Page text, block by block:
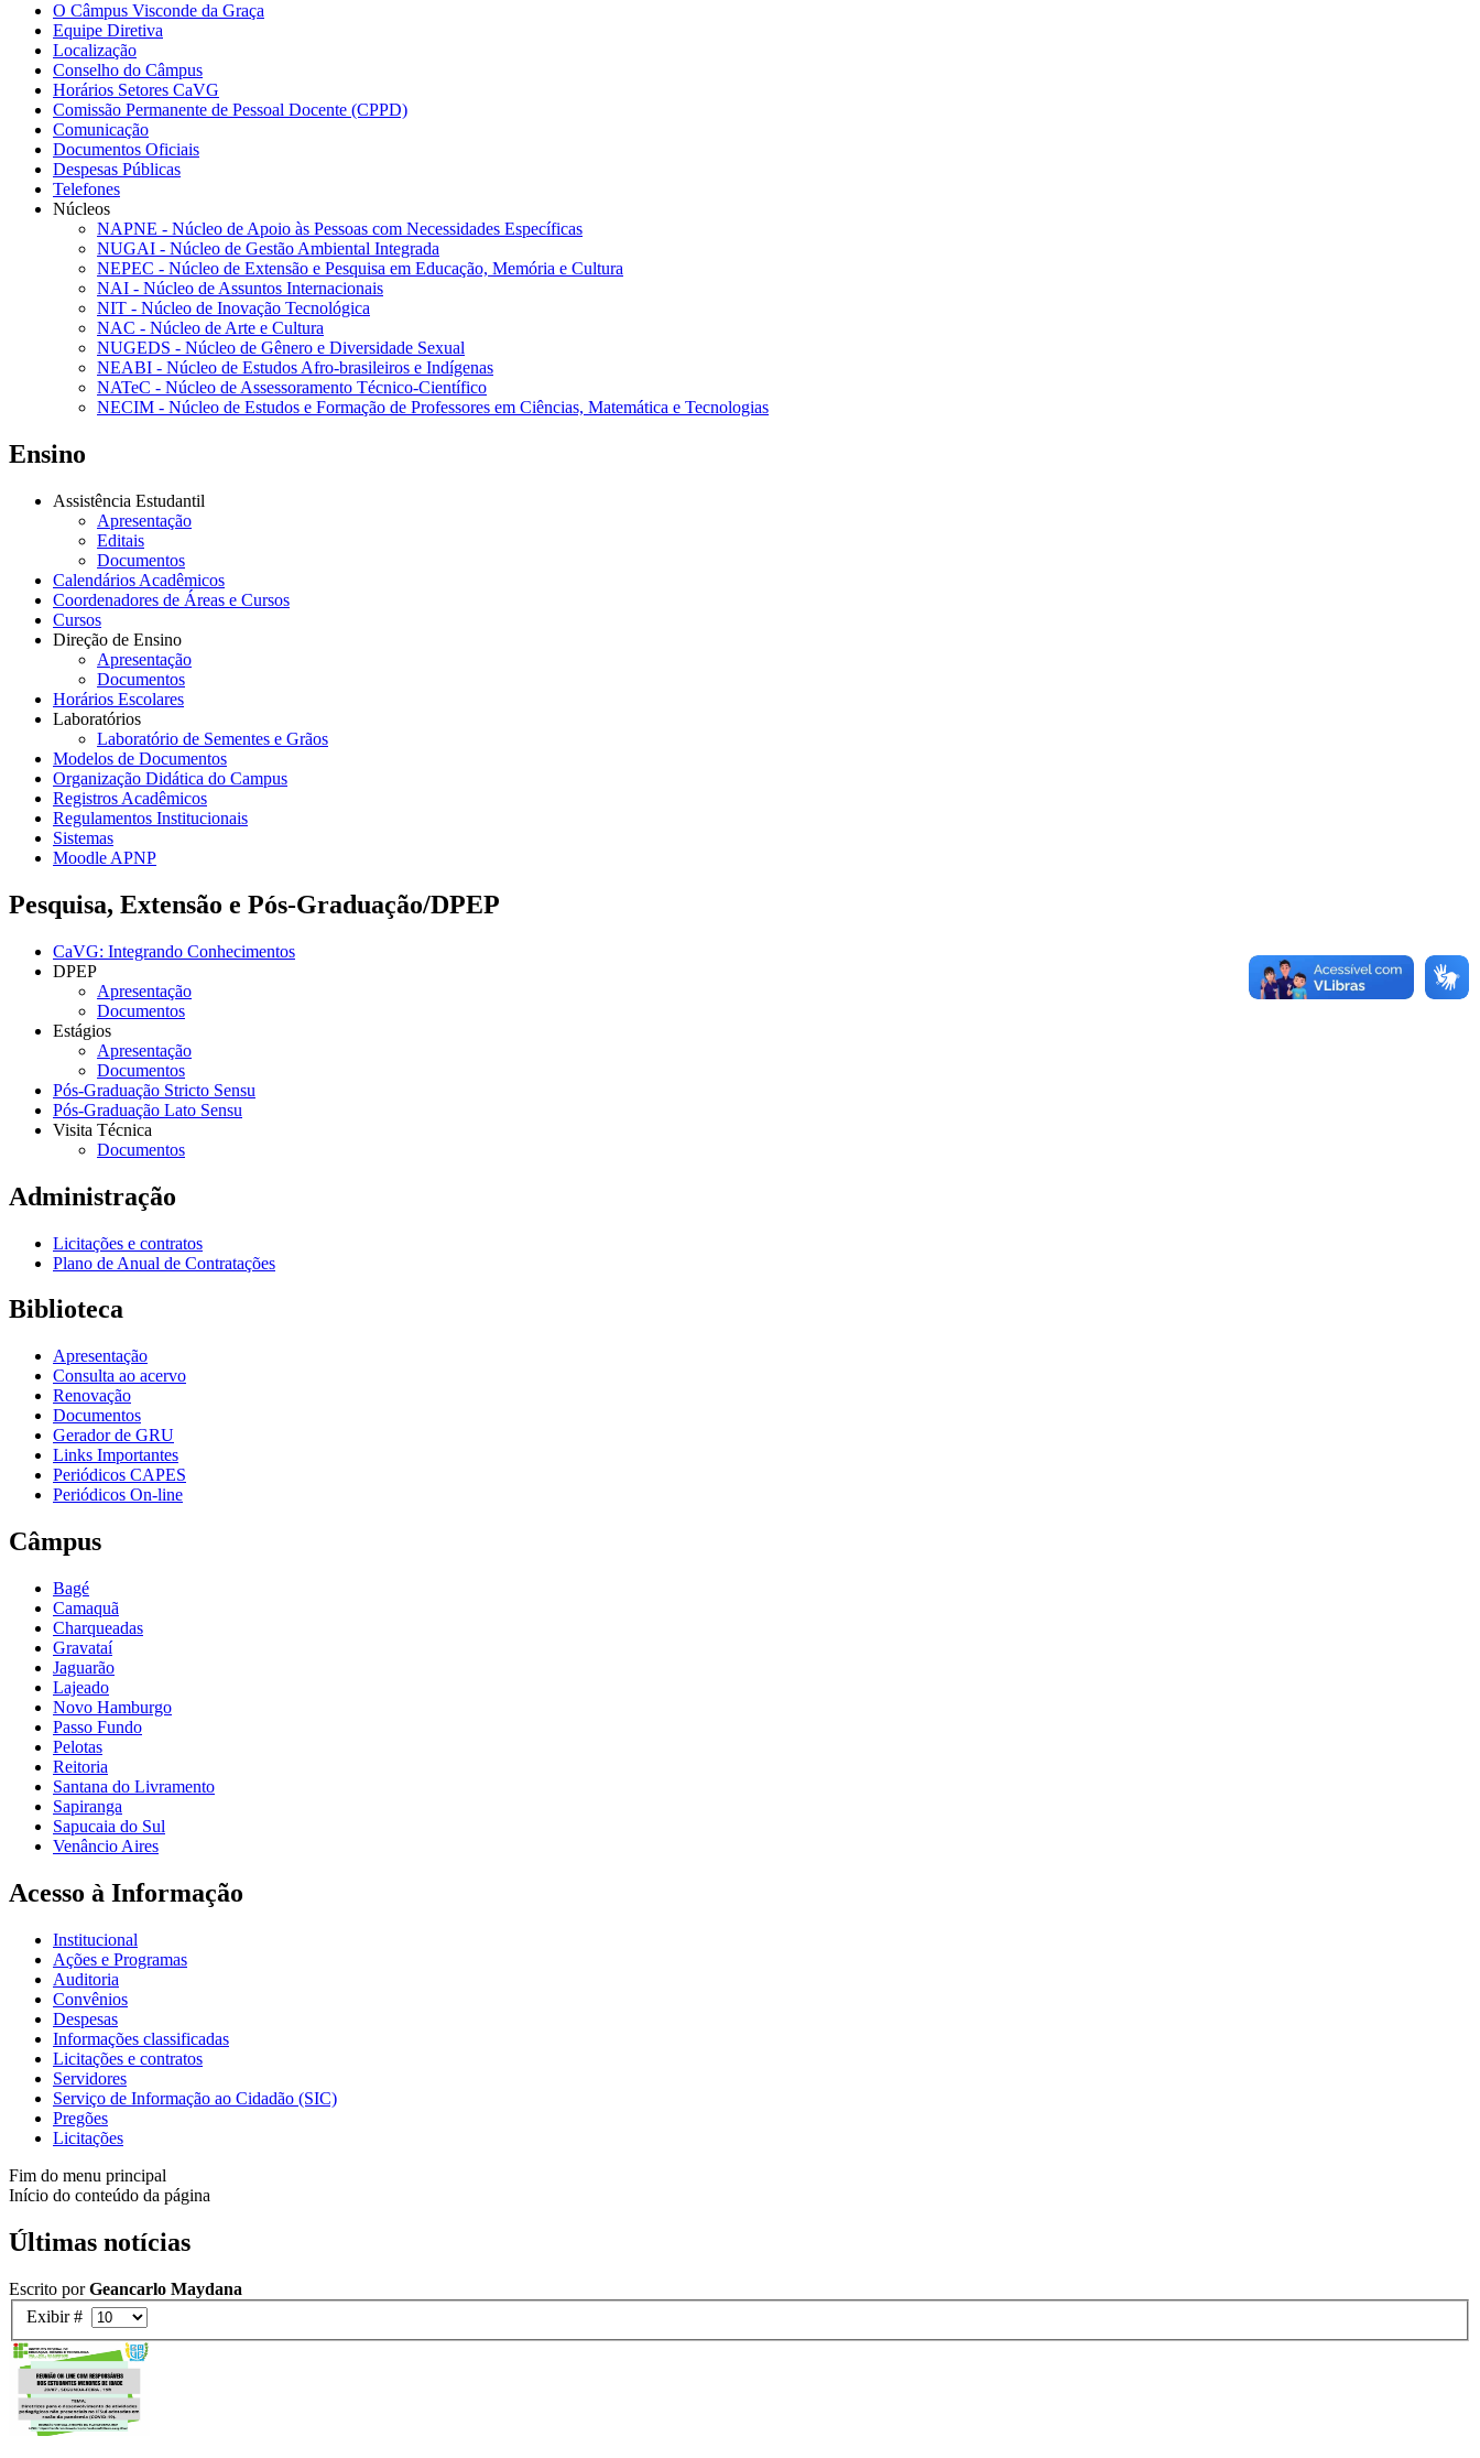
O Câmpus Visconde da Graça
Equipe Diretiva
Localização
Conselho do Câmpus
Horários Setores CaVG
Comissão Permanente de Pessoal Docente (CPPD)
Comunicação
Documentos Oficiais
Despesas Públicas
Telefones
Núcleos
NAPNE - Núcleo de Apoio às Pessoas com Necessidades Específicas
NUGAI - Núcleo de Gestão Ambiental Integrada
NEPEC - Núcleo de Extensão e Pesquisa em Educação, Memória e Cultura
NAI - Núcleo de Assuntos Internacionais
NIT - Núcleo de Inovação Tecnológica
NAC - Núcleo de Arte e Cultura
NUGEDS - Núcleo de Gênero e Diversidade Sexual
NEABI - Núcleo de Estudos Afro-brasileiros e Indígenas
NATeC - Núcleo de Assessoramento Técnico-Científico
NECIM - Núcleo de Estudos e Formação de Professores em Ciências, Matemática e Tecnologias
Ensino
Assistência Estudantil
Apresentação
Editais
Documentos
Calendários Acadêmicos
Coordenadores de Áreas e Cursos
Cursos
Direção de Ensino
Apresentação
Documentos
Horários Escolares
Laboratórios
Laboratório de Sementes e Grãos
Modelos de Documentos
Organização Didática do Campus
Registros Acadêmicos
Regulamentos Institucionais
Sistemas
Moodle APNP
Pesquisa, Extensão e Pós-Graduação/DPEP
CaVG: Integrando Conhecimentos
DPEP
Apresentação
Documentos
Estágios
Apresentação
Documentos
Pós-Graduação Stricto Sensu
Pós-Graduação Lato Sensu
Visita Técnica
Documentos
Administração
Licitações e contratos
Plano de Anual de Contratações
Biblioteca
Apresentação
Consulta ao acervo
Renovação
Documentos
Gerador de GRU
Links Importantes
Periódicos CAPES
Periódicos On-line
Câmpus
Bagé
Camaquã
Charqueadas
Gravataí
Jaguarão
Lajeado
Novo Hamburgo
Passo Fundo
Pelotas
Reitoria
Santana do Livramento
Sapiranga
Sapucaia do Sul
Venâncio Aires
Acesso à Informação
Institucional
Ações e Programas
Auditoria
Convênios
Despesas
Informações classificadas
Licitações e contratos
Servidores
Serviço de Informação ao Cidadão (SIC)
Pregões
Licitações
Fim do menu principal
Início do conteúdo da página
Últimas notícias
Escrito porGeancarlo Maydana
Exibir #